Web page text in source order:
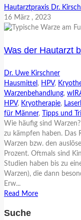
Hautarztpraxis Dr.
16 März , 2023
Was der Hautarzt
Dr. Uwe Kirschner
Hausmittel , HPV,
Warzenbehandlung,
HPV, Kryotherapie,
für Männer, Tipps und
Wie häufig sind
zu kämpfen haben. Das
Warzen bzw. den
Prozent. Oftmals sind
Studien haben bis zu
Warzen), die dann
Erw...
Read More
Suche